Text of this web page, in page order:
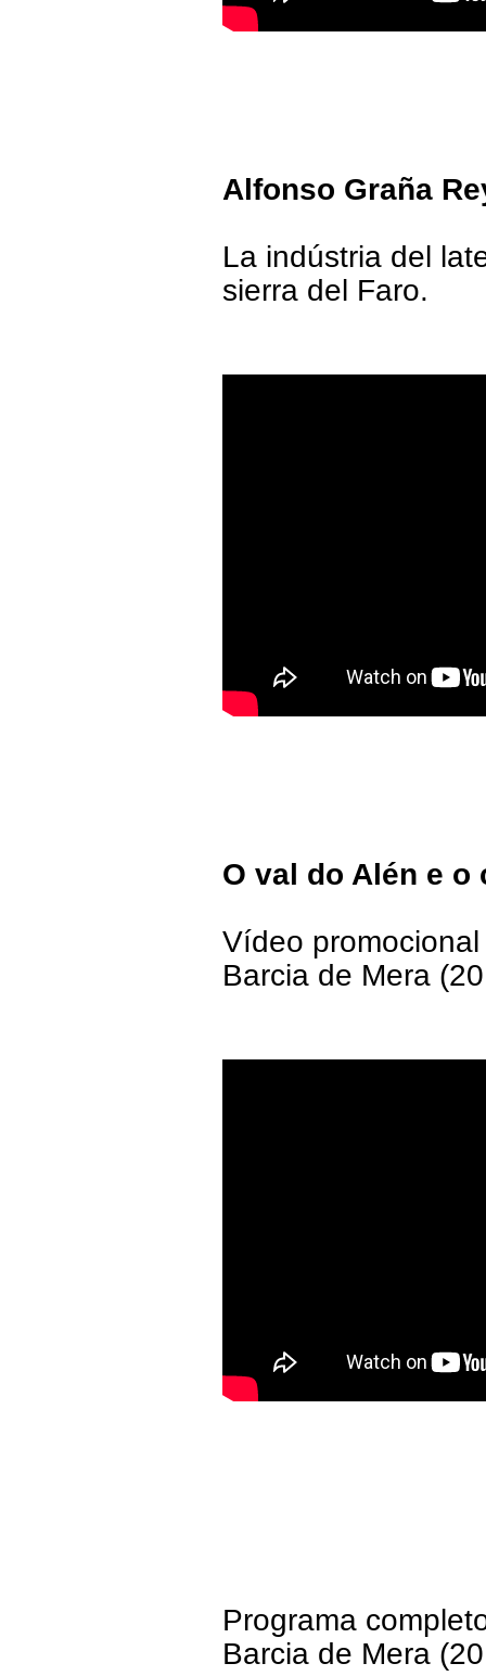
Alfonso Graña
La indústria del
sierra del Faro.
O val do Alén e o
Vídeo
Barcia de Mera
Programa
Barcia de Mera